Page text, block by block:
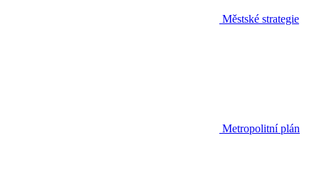
Městské strategie
Metropolitní plán